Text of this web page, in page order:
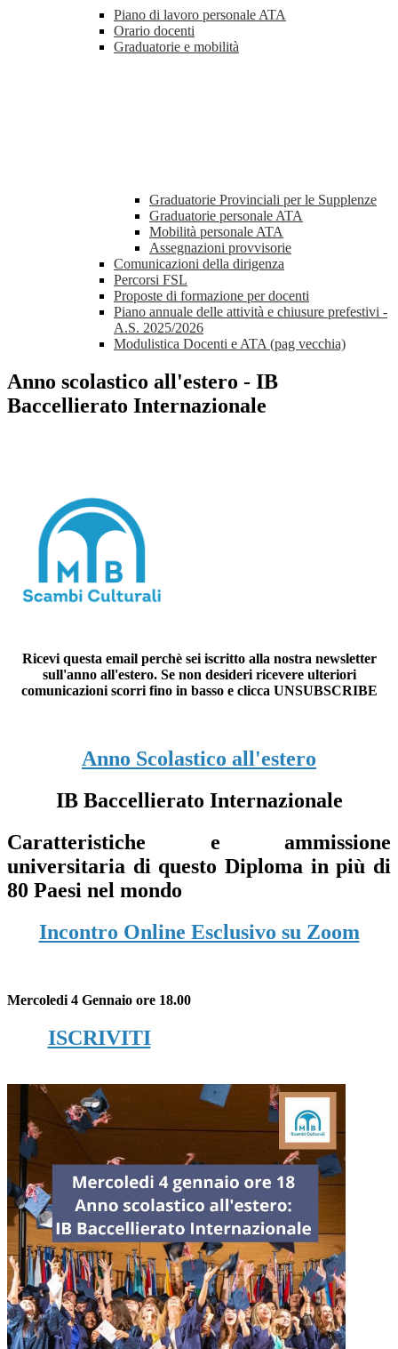
Piano di lavoro personale ATA
Orario docenti
Graduatorie e mobilità
Graduatorie Provinciali per le Supplenze
Graduatorie personale ATA
Mobilità personale ATA
Assegnazioni provvisorie
Comunicazioni della dirigenza
Percorsi FSL
Proposte di formazione per docenti
Piano annuale delle attività e chiusure prefestivi -
A.S. 2025/2026
Modulistica Docenti e ATA (pag vecchia)
Anno scolastico all'estero - IB
Baccellierato Internazionale
Ricevi questa email perchè sei iscritto alla nostra newsletter
sull'anno all'estero. Se non desideri ricevere ulteriori
comunicazioni scorri fino in basso e clicca UNSUBSCRIBE
Anno Scolastico all'estero
IB Baccellierato Internazionale
Caratteristiche e ammissione
universitaria di questo Diploma in più di
80 Paesi nel mondo
Incontro Online Esclusivo su Zoom
Mercoledi 4 Gennaio ore 18.00
ISCRIVITI